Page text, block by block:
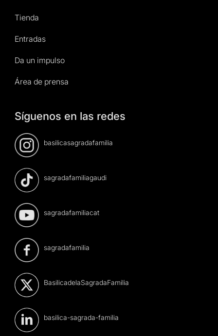
Tienda
Entradas
Da un impulso
Área de prensa
Síguenos en las redes
basilicasagradafamilia
sagradafamiliagaudi
sagradafamiliacat
sagradafamilia
BasilicadelaSagradaFamilia
basilica-sagrada-familia